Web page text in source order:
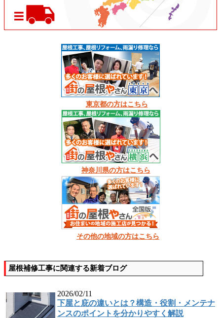
東京都の方はこちら
神奈川県の方はこちら
その他の地域の方はこちら
屋根補修工事に関連する新着ブログ
2026/02/11
下屋と庇の違いとは？構造・役割・メンテナ
ンスのポイントを分かりやすく解説